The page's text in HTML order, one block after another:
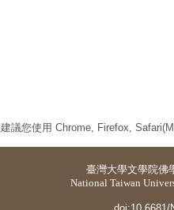
建議您使用 Chrome, Firefox,
臺灣大學文學院佛
National Taiwan